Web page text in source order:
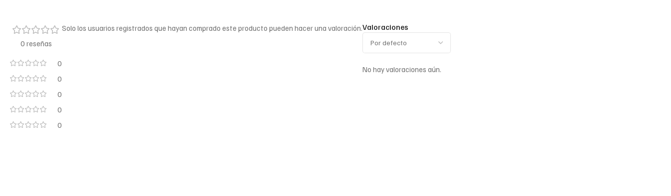
0 reseñas
0
0
0
0
0
Valoraciones
No hay valoraciones aún.
Solo los usuarios registrados que hayan comprado este producto pueden hacer una valoración.